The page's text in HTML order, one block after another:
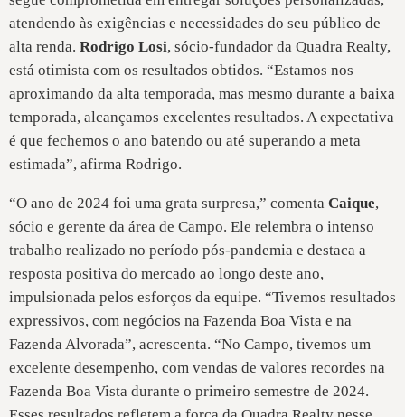
atendendo às exigências e necessidades do seu público de
alta renda. Rodrigo Losi, sócio-fundador da Quadra Realty,
está otimista com os resultados obtidos. “Estamos nos
aproximando da alta temporada, mas mesmo durante a baixa
temporada, alcançamos excelentes resultados. A expectativa
é que fechemos o ano batendo ou até superando a meta
estimada”, afirma Rodrigo.
“O ano de 2024 foi uma grata surpresa,” comenta Caique,
sócio e gerente da área de Campo. Ele relembra o intenso
trabalho realizado no período pós-pandemia e destaca a
resposta positiva do mercado ao longo deste ano,
impulsionada pelos esforços da equipe. “Tivemos resultados
expressivos, com negócios na Fazenda Boa Vista e na
Fazenda Alvorada”, acrescenta. “No Campo, tivemos um
excelente desempenho, com vendas de valores recordes na
Fazenda Boa Vista durante o primeiro semestre de 2024.